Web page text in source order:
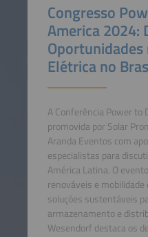
Congresso
America 2024:
Elétrica no
A Conferência Power to
promovida por Solar
Aranda Eventos com
especialistas para
América Latina. O
renováveis e
soluções sustentáveis
armazenamento e
Wesendorf destaca os